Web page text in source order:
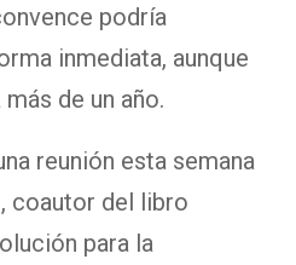
podría
inmediata, aunque
de un año.
reunión esta semana
, coautor del libro
para la